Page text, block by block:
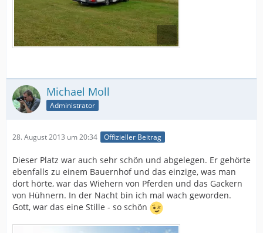
Michael Moll
Administrator
28. August 2013 um 20:34 Offizieller Beitrag
Dieser Platz war auch sehr schön und abgelegen. Er gehörte
ebenfalls zu einem Bauernhof und das einzige, was man
dort hörte, war das Wiehern von Pferden und das Gackern
von Hühnern. In der Nacht bin ich mal wach geworden.
Gott, war das eine Stille - so schön